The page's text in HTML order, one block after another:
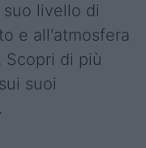
livello di
e all'atmosfera
di più
suoi